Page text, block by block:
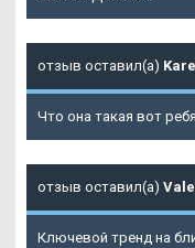
отзыв оставил(а)
Что она такая вот
отзыв оставил(а)
Ключевой тренд на